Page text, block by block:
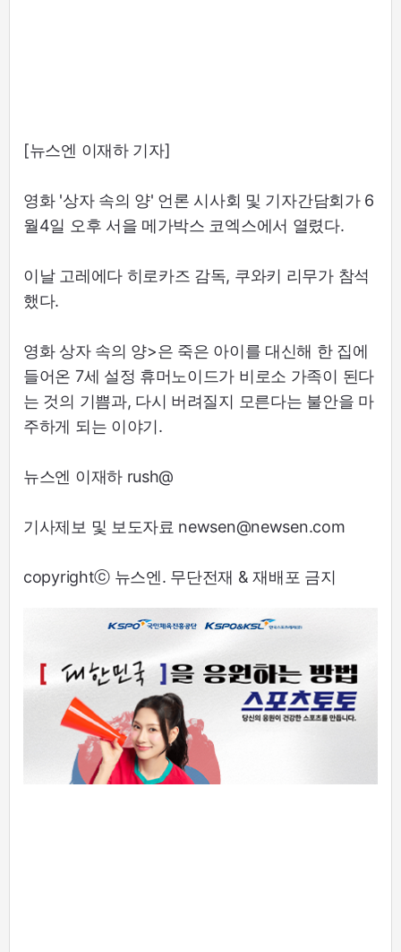
[뉴스엔 이재하 기자]
영화 '상자 속의 양' 언론 시사회 및 기자간담회가 6
월4일 오후 서을 메가박스 코엑스에서 열렸다.
이날 고레에다 히로카즈 감독, 쿠와키 리무가 참석
했다.
영화 상자 속의 양>은 죽은 아이를 대신해 한 집에
들어온 7세 설정 휴머노이드가 비로소 가족이 된다
는 것의 기쁨과, 다시 버려질지 모른다는 불안을 마
주하게 되는 이야기.
뉴스엔 이재하 rush@
기사제보 및 보도자료 newsen@newsen.com
copyrightⓒ 뉴스엔. 무단전재 & 재배포 금지